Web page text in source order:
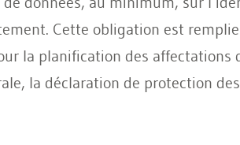
Cette obligation est
la planification des
la déclaration de protection